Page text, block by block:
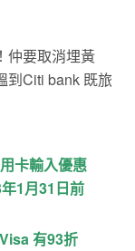
仲要取消埋黃
到Citi bank 既旅
卡輸入優惠
1月31日前
有93折